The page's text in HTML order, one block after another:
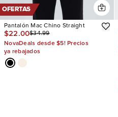
OFERTAS
Pantalón Mac Chino Straight
$22.00$34.99
NovaDeals desde $5! Precios
ya rebajados